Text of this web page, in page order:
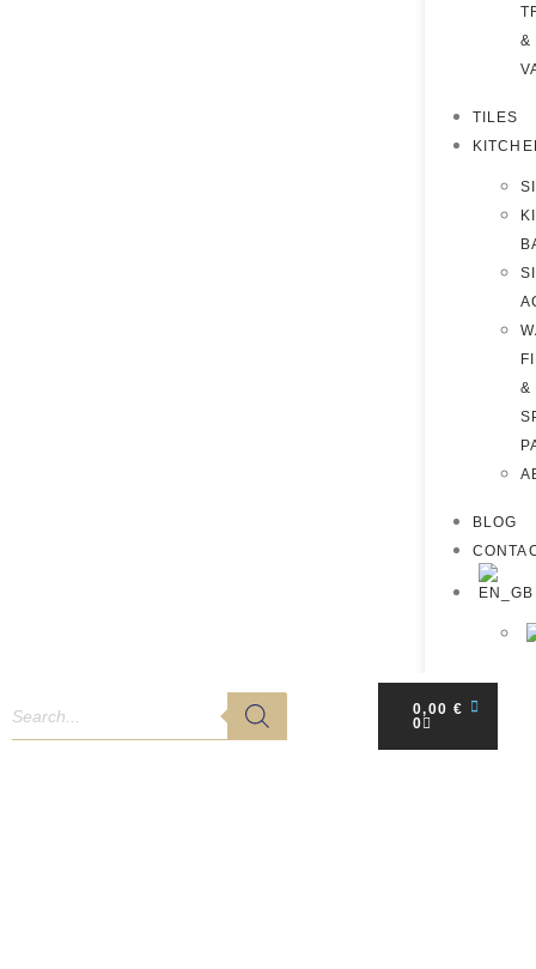
&
TILES
&
BLOG
0,00 €
0